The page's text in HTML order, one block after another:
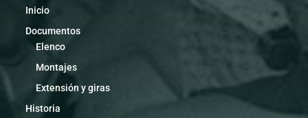
Inicio
Documentos
Elenco
Montajes
Extensión y giras
Historia